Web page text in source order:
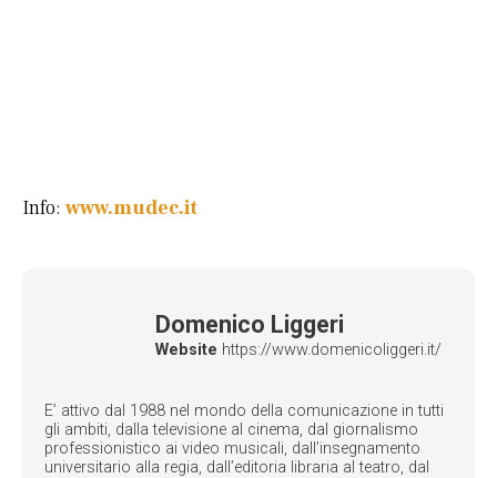
Info: www.mudec.it
Domenico Liggeri
Website https://www.domenicoliggeri.it/
E’ attivo dal 1988 nel mondo della comunicazione in tutti
gli ambiti, dalla televisione al cinema, dal giornalismo
professionistico ai video musicali, dall’insegnamento
universitario alla regia, dall’editoria libraria al teatro, dal